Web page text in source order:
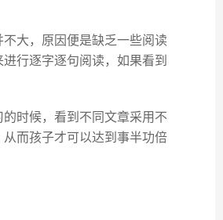
大，原因便是缺乏一些阅读
行逐字逐句阅读，如果看到
时候，看到不同文章采用不
而孩子才可以达到事半功倍